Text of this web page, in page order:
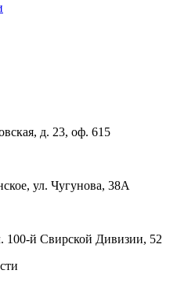
д. 23, оф. 615
ул. Чугунова, 38А
100-й Свирской Дивизии, 52